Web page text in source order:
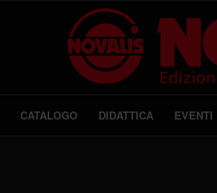
CATALOGO DIDATTICA EVENTI